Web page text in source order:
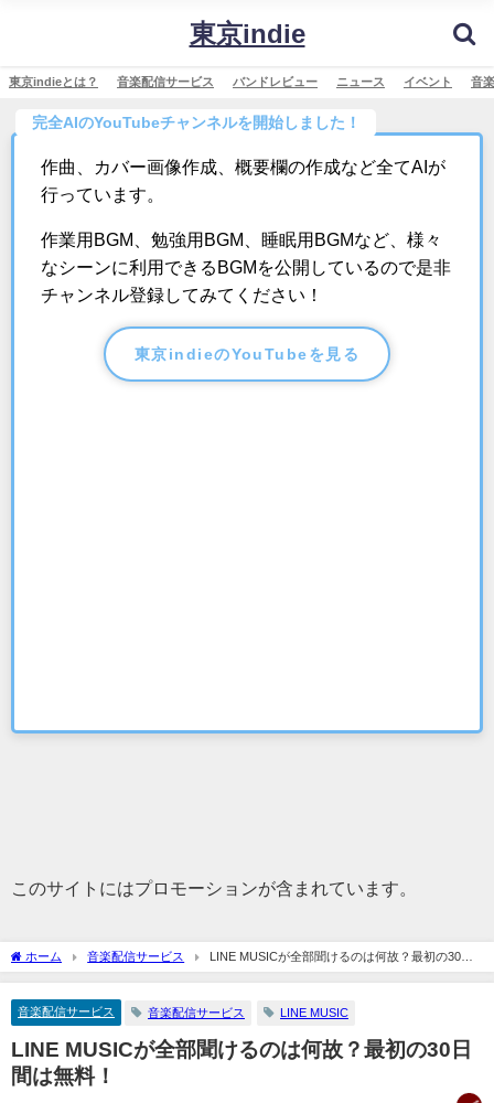
東京indie
東京indieとは？ 音楽配信サービス バンドレビュー ニュース イベント 音
完全AIのYouTubeチャンネルを開始しました！
作曲、カバー画像作成、概要欄の作成など全てAIが
行っています。
作業用BGM、勉強用BGM、睡眠用BGMなど、様々
なシーンに利用できるBGMを公開しているので是非
チャンネル登録してみてください！
東京indieのYouTubeを見る
このサイトにはプロモーションが含まれています。
ホーム 音楽配信サービス
LINE MUSICが全部聞けるのは何故？最初の30日
間は無料！
音楽配信サービス 音楽配信サービス LINE MUSIC
LINE MUSICが全部聞けるのは何故？最初の30日
間は無料！